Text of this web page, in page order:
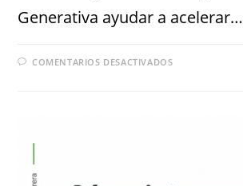
Generativa ayudar a acelerar…
COMENTARIOS DESACTIVADOS